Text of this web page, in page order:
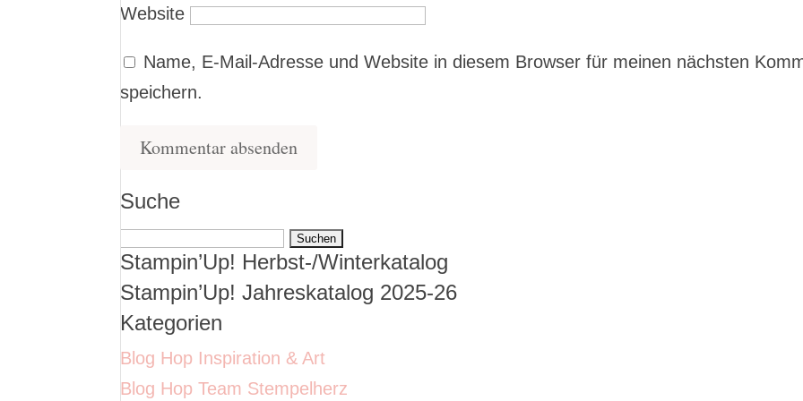
Website
Name, E-Mail-Adresse und Website in diesem Browser für meinen nächsten
speichern.
Suche
Suchen
nach:
Stampin’Up! Herbst-/Winterkatalog
Stampin’Up! Jahreskatalog 2025-26
Kategorien
Blog Hop Inspiration & Art
Blog Hop Team Stempelherz